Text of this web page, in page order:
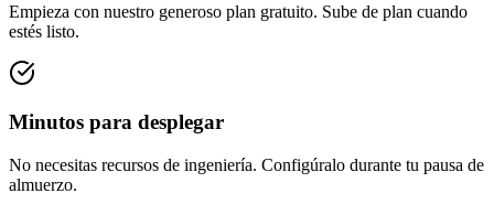
Empieza con nuestro generoso plan gratuito. Sube de plan cuando
estés listo.
Minutos para desplegar
No necesitas recursos de ingeniería. Configúralo durante tu pausa de
almuerzo.